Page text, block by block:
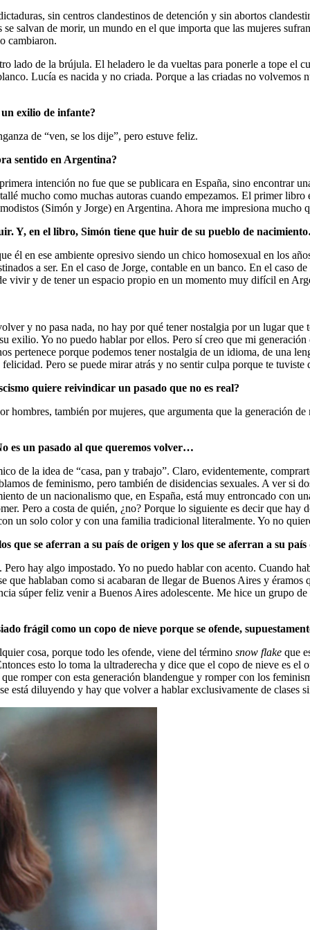
sin centros clandestinos de detención y sin abortos
salvan de morir, un mundo en el que importa que las mujeres
cambiaron.
lado de la brújula. El heladero le da vueltas para ponerle a tope el
Lucía es nacida y no criada. Porque a las criadas no volvemos
exilio de infante?
de “ven, se los dije”, pero estuve feliz.
sentido en Argentina?
intención no fue que se publicara en España, sino encontrar
mucho como muchas autoras cuando empezamos. El primer libro
(Simón y Jorge) en Argentina. Ahora me impresiona mucho
Y, en el libro, Simón tiene que huir de su pueblo de
él en ese ambiente opresivo siendo un chico homosexual en los
a ser. En el caso de Jorge, contable en un banco. En el caso
vivir y de tener un espacio propio en un momento muy difícil en
y no pasa nada, no hay por qué tener nostalgia por un lugar
exilio. Yo no puedo hablar por ellos. Pero sí creo que mi
pertenece porque podemos tener nostalgia de un idioma, de una
Pero se puede mirar atrás y no sentir culpa porque te tuviste
quiere reivindicar un pasado que no es real?
hombres, también por mujeres, que argumenta que la generación
es un pasado al que queremos volver…
de la idea de “casa, pan y trabajo”. Claro, evidentemente,
de feminismo, pero también de disidencias sexuales. A ver si
de un nacionalismo que, en España, está muy entroncado con
Pero a costa de quién, ¿no? Porque lo siguiente es decir que hay
un solo color y con una familia tradicional literalmente. Yo no
que se aferran a su país de origen y los que se aferran a su
hay algo impostado. Yo no puedo hablar con acento. Cuando
que hablaban como si acabaran de llegar de Buenos Aires y
súper feliz venir a Buenos Aires adolescente. Me hice un grupo
frágil como un copo de nieve porque se ofende,
cosa, porque todo les ofende, viene del término snow flake que
esto lo toma la ultraderecha y dice que el copo de nieve es
romper con esta generación blandengue y romper con los
está diluyendo y hay que volver a hablar exclusivamente de clases